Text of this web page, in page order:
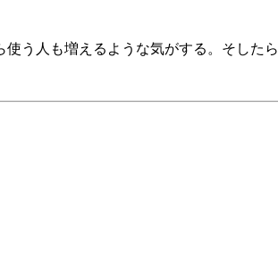
う人も増えるような気がする。そした